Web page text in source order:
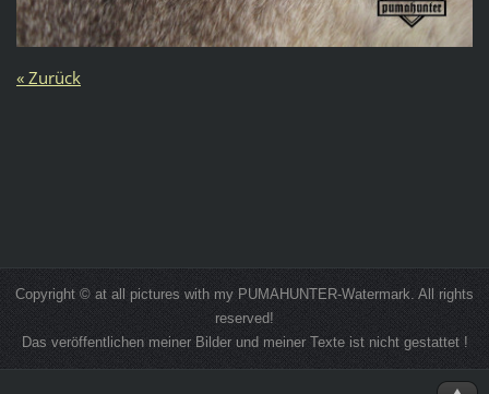
« Zurück
Copyright © at all pictures with my PUMAHUNTER-Watermark. All rights
reserved!
Das veröffentlichen meiner Bilder und meiner Texte ist nicht gestattet !